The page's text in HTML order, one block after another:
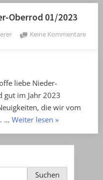
Oberrod 01/2023
Keine Kommentarezu
liebe Nieder-
gut im Jahr 2023
die wir vom
… Weiter lesen „Neuigkeiten
aus
Nieder-
01/2023“
»
Suchen